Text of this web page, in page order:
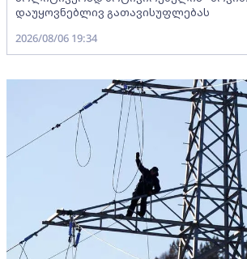
დაუყოვნებლივ გათავისუფლებას
2026/08/06 19:34